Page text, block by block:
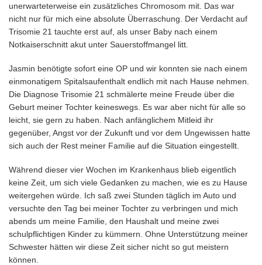
unerwarteterweise ein zusätzliches Chromosom mit. Das war
nicht nur für mich eine absolute Überraschung. Der Verdacht auf
Trisomie 21 tauchte erst auf, als unser Baby nach einem
Notkaiserschnitt akut unter Sauerstoffmangel litt.
Jasmin benötigte sofort eine OP und wir konnten sie nach einem
einmonatigem Spitalsaufenthalt endlich mit nach Hause nehmen.
Die Diagnose Trisomie 21 schmälerte meine Freude über die
Geburt meiner Tochter keineswegs. Es war aber nicht für alle so
leicht, sie gern zu haben. Nach anfänglichem Mitleid ihr
gegenüber, Angst vor der Zukunft und vor dem Ungewissen hatte
sich auch der Rest meiner Familie auf die Situation eingestellt.
Während dieser vier Wochen im Krankenhaus blieb eigentlich
keine Zeit, um sich viele Gedanken zu machen, wie es zu Hause
weitergehen würde. Ich saß zwei Stunden täglich im Auto und
versuchte den Tag bei meiner Tochter zu verbringen und mich
abends um meine Familie, den Haushalt und meine zwei
schulpflichtigen Kinder zu kümmern. Ohne Unterstützung meiner
Schwester hätten wir diese Zeit sicher nicht so gut meistern
können.